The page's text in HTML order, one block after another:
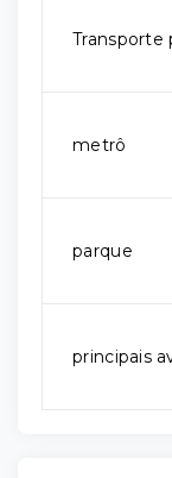
Transporte
metrô
parque
principais